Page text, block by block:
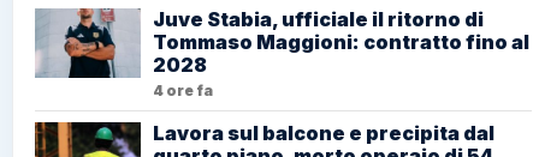
Juve Stabia, ufficiale il ritorno di
Tommaso Maggioni: contratto fino al
2028
4 ore fa
Lavora sul balcone e precipita dal